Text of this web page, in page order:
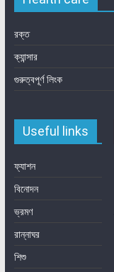
রক্ত
ক্যান্সার
গুরুত্বপূর্ণ লিংক
Useful links
ফ্যাশন
বিনোদন
ভ্রমণ
রান্নাঘর
শিশু